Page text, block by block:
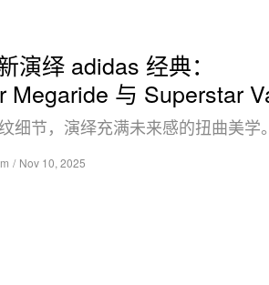
演绎 adidas 经典：
Megaride 与 Superstar
细节，演绎充满未来感的扭曲美学。
/ Nov 10, 2025